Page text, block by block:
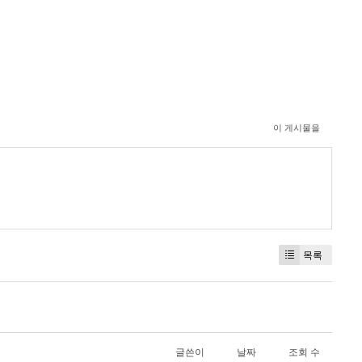
이 게시물을
목록
글쓴이 날짜 조회 수